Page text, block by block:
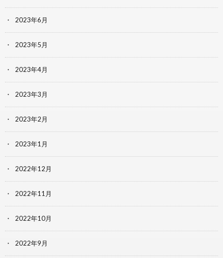
2023年6月
2023年5月
2023年4月
2023年3月
2023年2月
2023年1月
2022年12月
2022年11月
2022年10月
2022年9月